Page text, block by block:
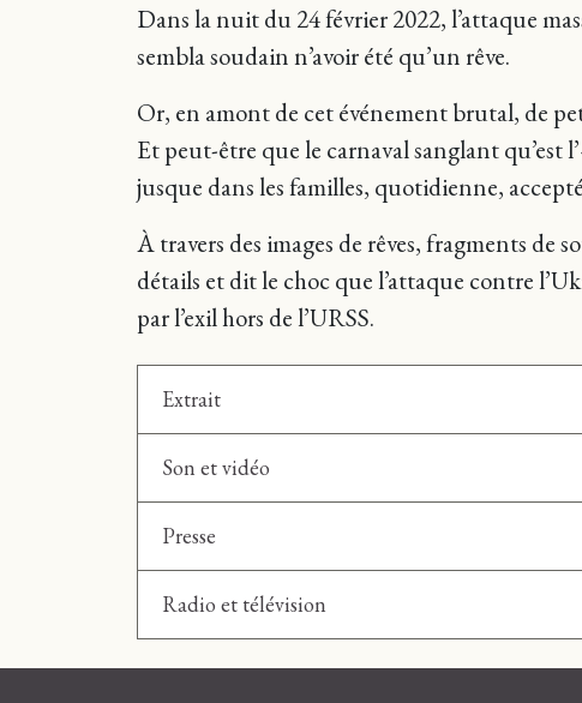
Dans la nuit du 24 février 2022, l’attaque
sembla soudain n’avoir été qu’un rêve.
Or, en amont de cet événement brutal, de
Et peut-être que le carnaval sanglant qu’est
jusque dans les familles, quotidienne,
À travers des images de rêves, fragments de
détails et dit le choc que l’attaque contre
par l’exil hors de l’URSS.
Extrait
Son et vidéo
Presse
Radio et télévision